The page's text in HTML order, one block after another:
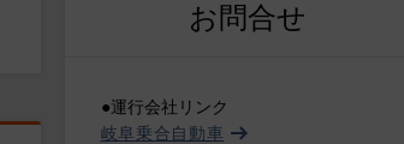
お問合せ
●運行会社リンク
岐阜乗合自動車